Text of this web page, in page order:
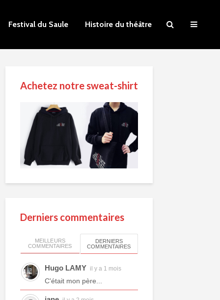
Festival du Saule Histoire du théâtre
Achetez notre sweat-shirt
Derniers commentaires
MEILLEURS
COMMENTAIRES
DERNIERS
COMMENTAIRES
Hugo LAMY il y a 1 mois
C'était mon père...